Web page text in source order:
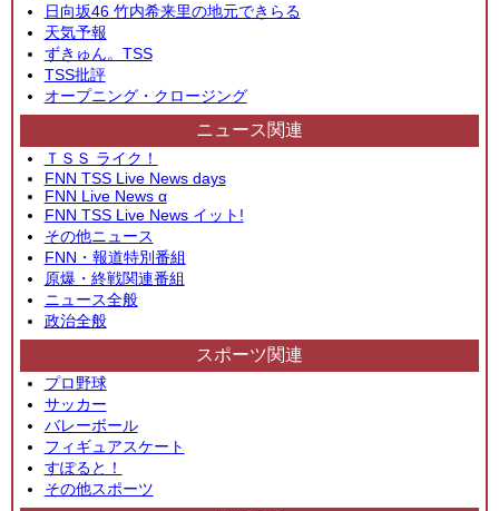
日向坂46 竹内希来里の地元できらる
天気予報
ずきゅん。TSS
TSS批評
オープニング・クロージング
ニュース関連
ＴＳＳ ライク！
FNN TSS Live News days
FNN Live News α
FNN TSS Live News イット!
その他ニュース
FNN・報道特別番組
原爆・終戦関連番組
ニュース全般
政治全般
スポーツ関連
プロ野球
サッカー
バレーボール
フィギュアスケート
すぽると！
その他スポーツ